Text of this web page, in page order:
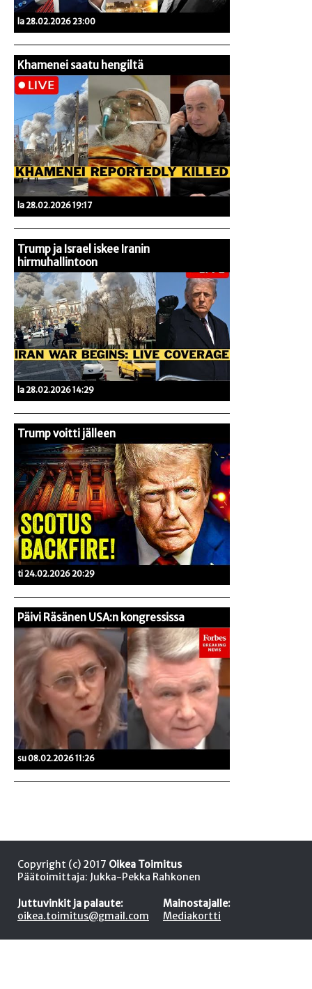
la 28.02.2026 23:00
Khamenei saatu hengiltä
la 28.02.2026 19:17
Trump ja Israel iskee Iranin
hirmuhallintoon
la 28.02.2026 14:29
Trump voitti jälleen
ti 24.02.2026 20:29
Päivi Räsänen USA:n kongressissa
su 08.02.2026 11:26
Copyright (c) 2017 Oikea Toimitus
Päätoimittaja: Jukka-Pekka Rahkonen
Juttuvinkit ja palaute:
oikea.toimitus@gmail.com
Mainostajalle:
Mediakortti